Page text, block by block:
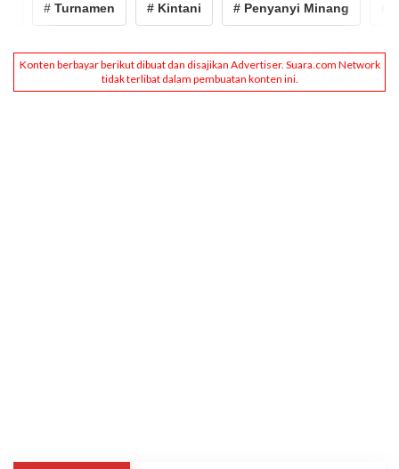
# Turnamen # Kintani # Penyanyi Minang